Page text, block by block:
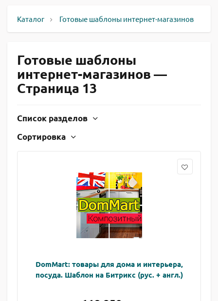
Каталог Готовые шаблоны интернет-магазинов
Готовые шаблоны
интернет-магазинов —
Страница 13
Список разделов
Сортировка
DomMart: товары для дома и интерьера,
посуда. Шаблон на Битрикс (рус. + англ.)